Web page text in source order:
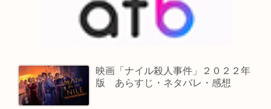
映画「ナイル殺人事件」２０２２年
版 あらすじ・ネタバレ・感想